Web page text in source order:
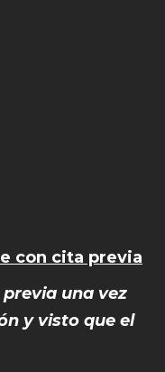
con cita previa
una vez
y visto que el